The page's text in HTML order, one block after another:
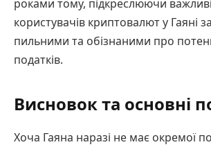
роками тому, підкреслюючи
користувачів криптовалют у Гаяні
пильними та обізнаними про
податків.
Висновок та основні
Хоча Гаяна наразі не має окремої